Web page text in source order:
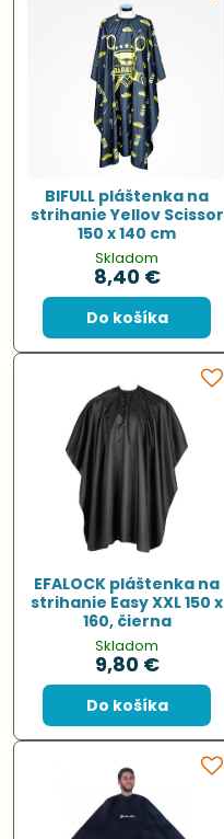
BIFULL pláštenka na
strihanie Yellov Scissor
150 x 140 cm
Skladom
8,40 €
Do košíka
EFALOCK pláštenka na
strihanie Easy XXL 150 x
160, čierna
Skladom
9,80 €
Do košíka